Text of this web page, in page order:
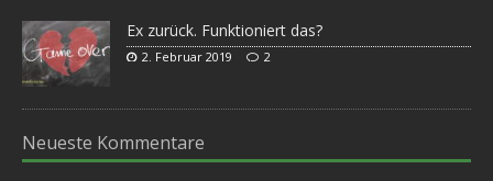
Ex zurück. Funktioniert das?
2. Februar 2019 2
Neueste Kommentare